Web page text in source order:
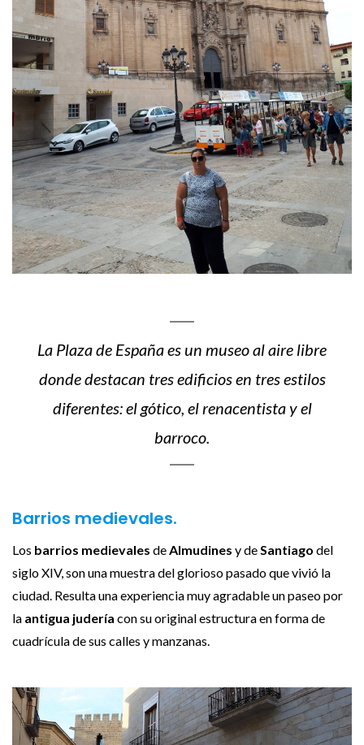
La Plaza de España es un museo al aire libre
donde destacan tres edificios en tres estilos
diferentes: el gótico, el renacentista y el
barroco.
Barrios medievales.
Los barrios medievales deAlmudines y deSantiago del
siglo XIV, son una muestra del glorioso pasado que vivió la
ciudad. Resulta una experiencia muy agradable un paseo por
la antigua judería con su original estructura en forma de
cuadrícula de sus calles y manzanas.